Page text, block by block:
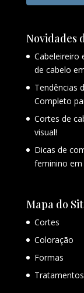
Novidades
Cabeleireiro
de cabelo
Tendências
Completo
Cortes de
visual!
Dicas de
feminino
Mapa do
Cortes
Coloração
Formas
Tratamentos